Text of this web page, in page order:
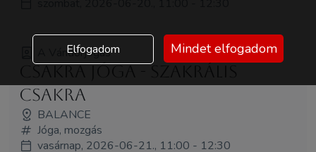
A Vándorjógás
csakra
BALANCE
Jóga, mozgás
vasárnap, 2026-06-21., 11:00 - 12:30
Elfogadom Mindet elfogadom